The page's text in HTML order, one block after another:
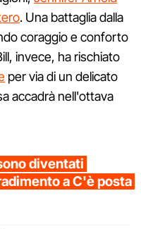
. Una battaglia dalla
coraggio e conforto
invece, ha rischiato
per via di un delicato
accadrà nell'ottava
diventati
a C'è posta